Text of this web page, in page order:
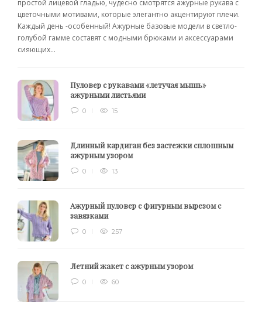
простой лицевой гладью, чудесно смотрятся ажурные рукава с
цветочными мотивами, которые элегантно акцентируют плечи.
Каждый день -особенный! Ажурные базовые модели в светло-
голубой гамме составят с модными брюками и аксессуарами
сияющих...
Пуловер с рукавами «летучая мышь»
ажурными листьями
0 15
Длинный кардиган без застежки сплошным
ажурным узором
0 13
Ажурный пуловер с фигурным вырезом с
завязками
0 257
Летний жакет с ажурным узором
0 60